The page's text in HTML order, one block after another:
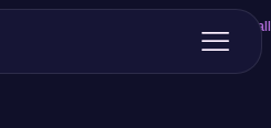
Show all